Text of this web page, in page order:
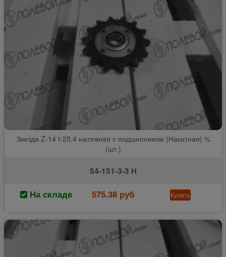
Звезда Z-14 t-25.4 натяжная с подшипником (Накатная) %
(шт.)
54-151-3-3 Н
На складе 575.38 руб Купить